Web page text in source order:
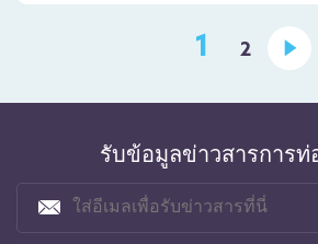
1 2
รับข้อมูลข่าวสารการท่